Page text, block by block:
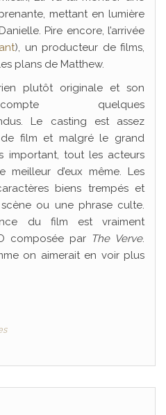
mettant en lumière
Pire encore, l’arrivée
), un producteur de films,
plans de Matthew.
plutôt originale et son
quelques
Le casting est assez
film et malgré le grand
important, tout les acteurs
d’eux même. Les
biens trempés et
ou une phrase culte.
du film est vraiment
composée par The Verve.
on aimerait en voir plus